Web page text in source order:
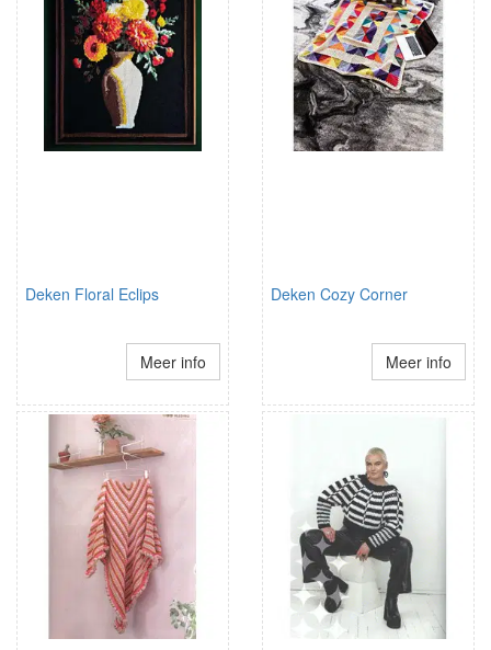
Deken Floral Eclips
Meer info
Deken Cozy Corner
Meer info